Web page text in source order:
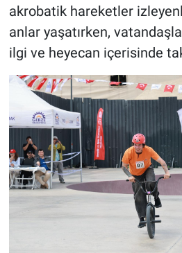
akrobatik hareketler
anlar yaşatırken,
ilgi ve heyecan içerisinde